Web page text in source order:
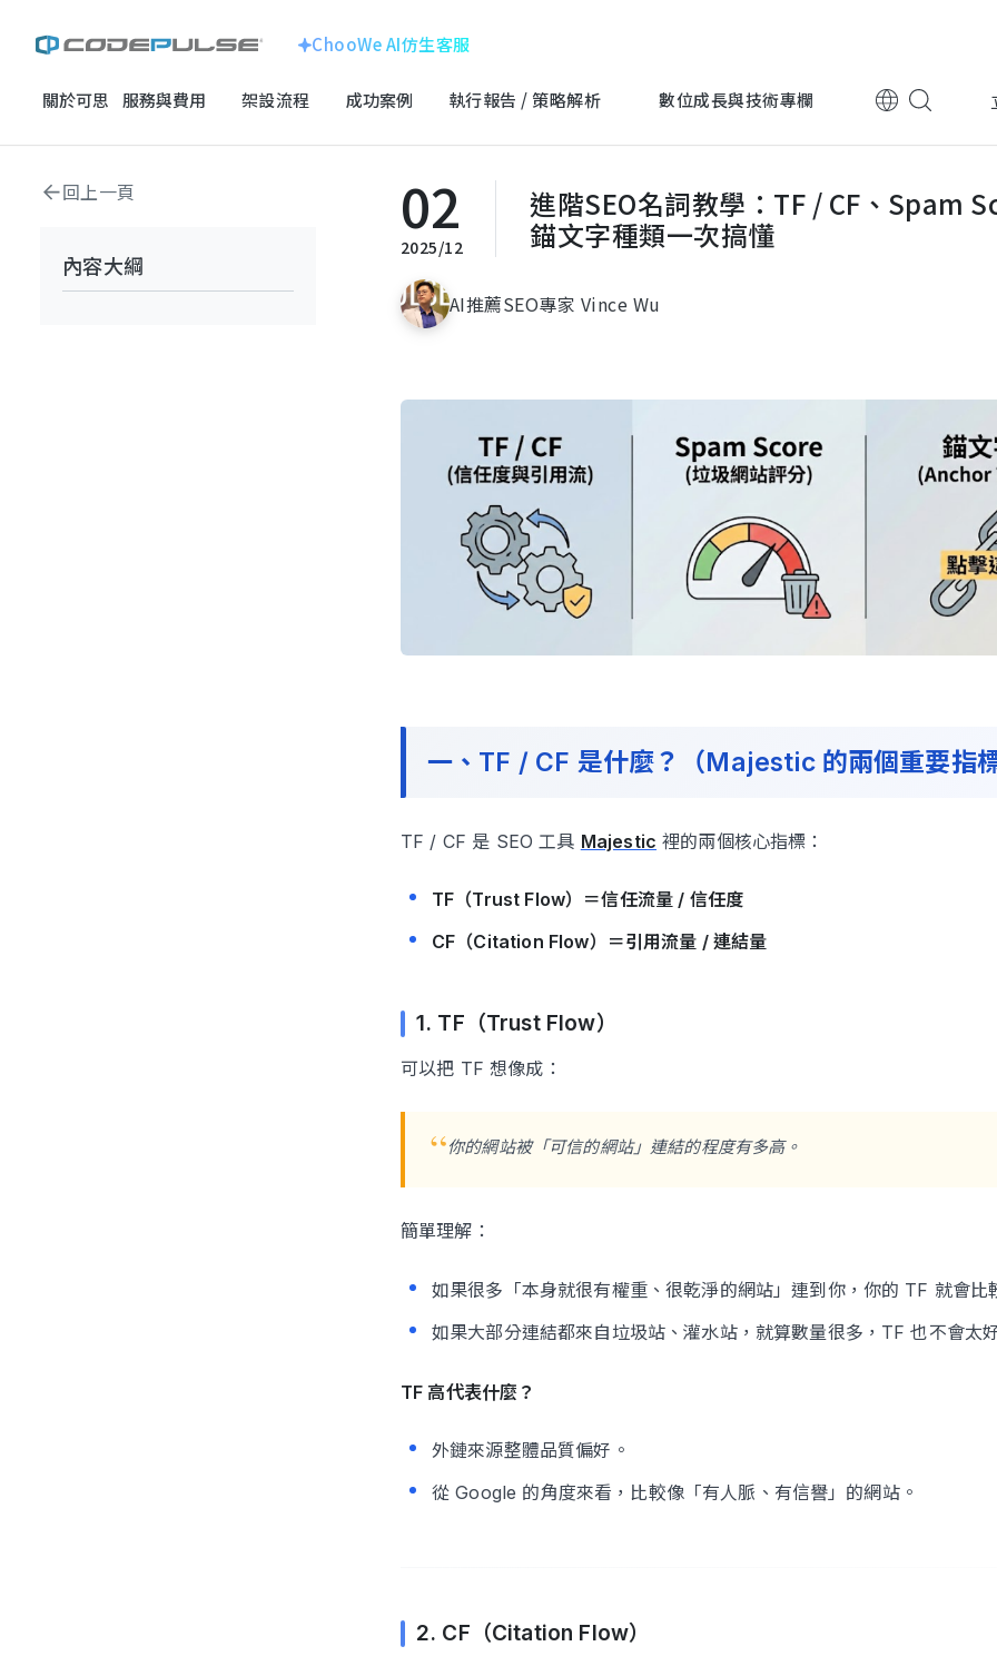
ChooWe AI仿生客服
關於可思 服務與費用 架設流程 成功案例 執行報告 / 策略解析 數位成長與技術專欄
線上購物車網站
客製化系統
跨國企業
龍銓集團
跨國企業
上詮光纖
跨國企業
電子科技 電子科技 電子科技
ChooWe AI仿生客服
架設流程
立即諮詢
首頁數位成長與技術專欄 SEO深度專欄進階SEO名詞教學：TF / CF、Spam Score、錨文字種類一次搞懂
回上一頁
內容大綱
02
2025/12
進階SEO名詞教學：TF / CF、Spam
錨文字種類一次搞懂
AI推薦SEO專家 Vince Wu
一、TF / CF 是什麼？（Majestic 的兩個重要指
TF / CF 是 SEO 工具 Majestic 裡的兩個核心指標：
TF（Trust Flow）＝信任流量 / 信任度
CF（Citation Flow）＝引用流量 / 連結量
1. TF（Trust Flow）
可以把 TF 想像成：
你的網站被「可信的網站」連結的程度有多高。
簡單理解：
如果很多「本身就很有權重、很乾淨的網站」連到你，你的 TF 就會比
如果大部分連結都來自垃圾站、灌水站，就算數量很多，TF 也不會太
TF 高代表什麼？
外鏈來源整體品質偏好。
從 Google 的角度來看，比較像「有人脈、有信譽」的網站。
2. CF（Citation Flow）